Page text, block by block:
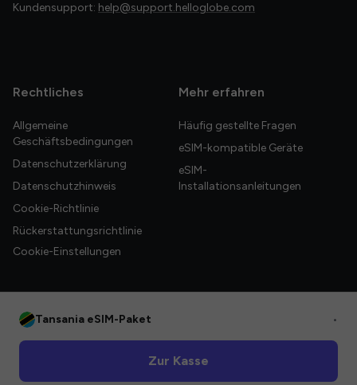
Kundensupport: help@support.helloglobe.com
Rechtliches
Allgemeine
Geschäftsbedingungen
Datenschutzerklärung
Datenschutzhinweis
Cookie-Richtlinie
Rückerstattungsrichtlinie
Cookie-Einstellungen
Mehr erfahren
Häufig gestellte Fragen
eSIM-kompatible Geräte
eSIM-
Installationsanleitungen
Tansania eSIM-Paket •
Zur Kasse